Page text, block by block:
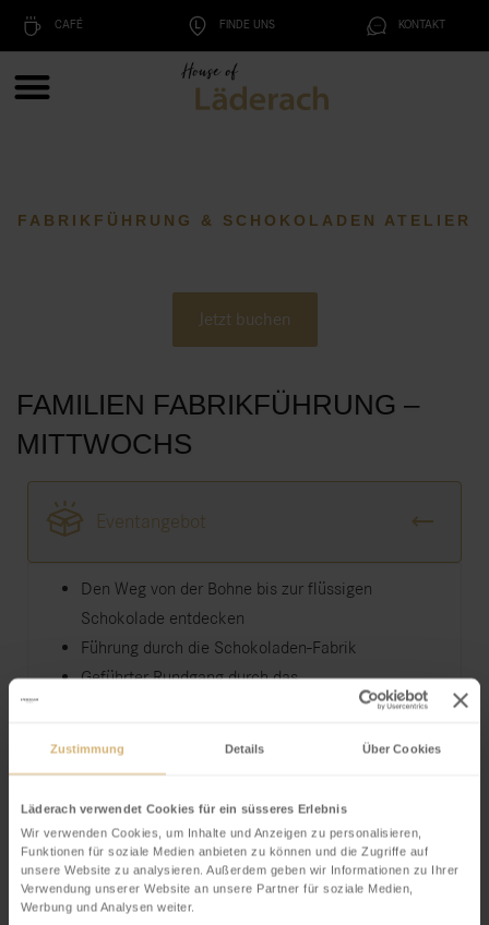
Zustimmung Details Über Cookies
Läderach verwendet Cookies für ein süsseres Erlebnis
Wir verwenden Cookies, um Inhalte und Anzeigen zu personalisieren,
Funktionen für soziale Medien anbieten zu können und die Zugriffe auf
unsere Website zu analysieren. Außerdem geben wir Informationen zu Ihrer
Verwendung unserer Website an unsere Partner für soziale Medien,
Werbung und Analysen weiter.
CAFÉ FINDE UNS KONTAKT
FABRIKFÜHRUNG & SCHOKOLADEN ATELIER
Jetzt buchen
FAMILIEN FABRIKFÜHRUNG –
MITTWOCHS
Eventangebot
Den Weg von der Bohne bis zur flüssigen
Schokolade entdecken
Führung durch die Schokoladen-Fabrik
Geführter Rundgang durch das
Drink”
Besuch des Masterraums mit Schaustück des
Schokoladen-Weltmeisters
Inklusive eigene Schokolade dekorieren im Walk-In